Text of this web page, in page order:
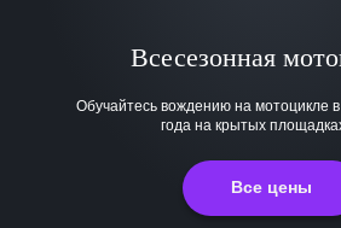
Всесезонная
Обучайтесь вождению на мотоцикле
года на крытых
Все цены